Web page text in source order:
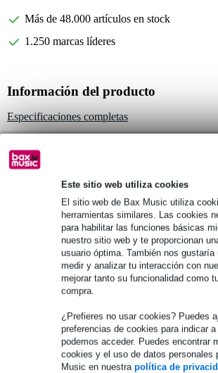
Este sitio web utiliza cookies
El sitio web de Bax Music utiliza
herramientas similares. Las cookies
para habilitar las funciones básicas
nuestro sitio web y te proporcionan
usuario óptima. También nos
medir y analizar tu interacción con
mejorar tanto su funcionalidad como
compra.
¿Prefieres no usar cookies? Puedes
preferencias de cookies para indicar
podemos acceder. Puedes encontrar
cookies y el uso de datos personales
Music en nuestra política de
Más de 48.000 artículos en stock
1.250 marcas líderes
Información del producto
Especificaciones completas
Véase también (1)